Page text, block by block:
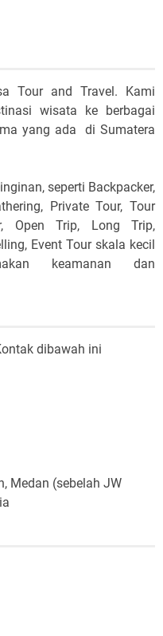
Tour and Travel. Kami
wisata ke berbagai
yang ada di Sumatera
seperti Backpacker,
Private Tour, Tour
Open Trip, Long Trip,
Event Tour skala kecil
keamanan dan
dibawah ini
Medan (sebelah JW